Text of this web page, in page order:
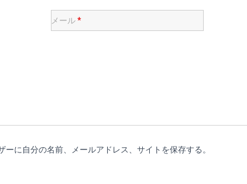
メール*
に自分の名前、メールアドレス、サイトを保存する。